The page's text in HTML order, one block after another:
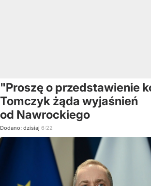
"Proszę o przedstawienie
Tomczyk żąda wyjaśnień
od Nawrockiego
Dodano: dzisiaj 6:22